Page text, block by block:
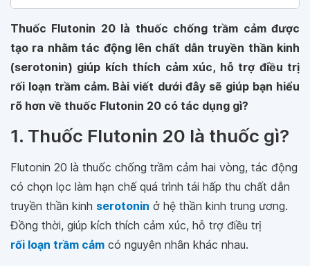
Thuốc Flutonin 20 là thuốc chống trầm cảm được
tạo ra nhằm tác động lên chất dẫn truyền thần kinh
(serotonin) giúp kích thích cảm xúc, hỗ trợ điều trị
rối loạn trầm cảm. Bài viết dưới đây sẽ giúp bạn hiểu
rõ hơn về thuốc Flutonin 20 có tác dụng gì?
1. Thuốc Flutonin 20 là thuốc gì?
Flutonin 20 là thuốc chống trầm cảm hai vòng, tác động
có chọn lọc làm hạn chế quá trình tái hấp thu chất dẫn
truyền thần kinh serotonin ở hệ thần kinh trung ương.
Đồng thời, giúp kích thích cảm xúc, hỗ trợ điều trị
rối loạn trầm cảm có nguyên nhân khác nhau.